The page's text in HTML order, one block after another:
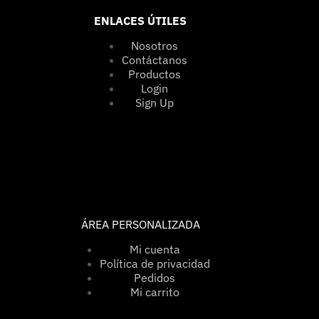
ENLACES ÚTILES
Nosotros
Contáctanos
Productos
Login
Sign Up
ÁREA PERSONALIZADA
Mi cuenta
Política de privacidad
Pedidos
Mi carrito